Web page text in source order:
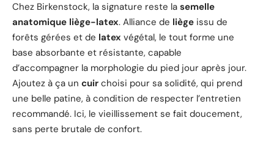
Chez Birkenstock, la signature reste la semelle
anatomique liège-latex. Alliance de liège issu de
forêts gérées et de latex végétal, le tout forme une
base absorbante et résistante, capable
d’accompagner la morphologie du pied jour après jour.
Ajoutez à ça un cuir choisi pour sa solidité, qui prend
une belle patine, à condition de respecter l’entretien
recommandé. Ici, le vieillissement se fait doucement,
sans perte brutale de confort.